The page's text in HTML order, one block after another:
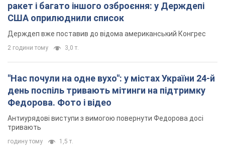
ракет і багато іншого озброєння: у Держдепі
США оприлюднили список
Держдеп вже поставив до відома американський Конгрес
2 години тому 3,0 т.
"Нас почули на одне вухо": у містах України 24-й
день поспіль тривають мітинги на підтримку
Федорова. Фото і відео
Антиурядові виступи з вимогою повернути Федорова досі
тривають
годину тому 1,5 т.